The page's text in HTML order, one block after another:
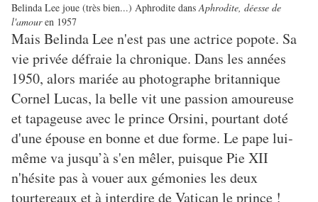
Belinda Lee joue (très bien...) Aphrodite dansAphrodite, déesse de
l'amouren 1957
Mais Belinda Lee n'est pas une actrice popote. Sa
vie privée défraie la chronique. Dans les années
1950, alors mariée au photographe britannique
Cornel Lucas, la belle vit une passion amoureuse
et tapageuse avec le prince Orsini, pourtant doté
d'une épouse en bonne et due forme. Le pape lui-
même va jusqu’à s'en mêler, puisque Pie XII
n'hésite pas à vouer aux gémonies les deux
tourtereaux et à interdire de Vatican le prince !